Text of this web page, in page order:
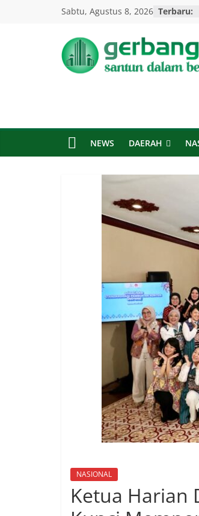
Sabtu, Agustus 8, 2026 Terbaru:
Gerbang
Santun
Dalam
Berita
NEWS DAERAH
NASIONAL
Ketua Harian